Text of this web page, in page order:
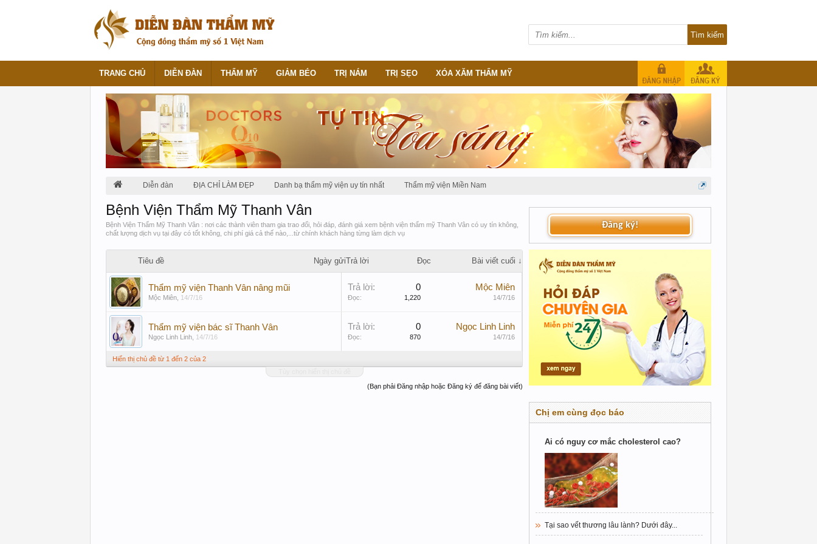
Diễn đàn ĐỊA CHỈ LÀM ĐẸP Danh bạ thẩm mỹ viện uy tín nhất Thẩm mỹ viện Miền Nam
Bệnh Viện Thẩm Mỹ Thanh Vân
Bệnh Viện Thẩm Mỹ Thanh Vân : nơi các thành viên tham gia trao đổi, hỏi đáp, đánh giá xem bệnh viện thẩm mỹ Thanh Vân có uy tín không,
chất lượng dịch vụ tại đây có tốt không, chi phí giá cả thế nào,...từ chính khách hàng từng làm dịch vụ
Tiêu đề Ngày gửiTrả lời Đọc Bài viết cuối ↓
Thẩm mỹ viện Thanh Vân nâng mũi
Mộc Miên 14/7/16
Trả lời: 0
Đọc: 1,220
Mộc Miên
14/7/16
Thẩm mỹ viện bác sĩ Thanh Vân
Ngọc Linh Linh 14/7/16
Trả lời: 0
Đọc: 870
Ngọc Linh Linh
14/7/16
Hiển thị chủ đề từ 1 đến 2 của 2
(Bạn phải Đăng nhập hoặc Đăng ký để đăng bài viết)
Đăng ký!
Chị em cùng đọc báo
Ai có nguy cơ mắc cholesterol cao?
Tại sao vết thương lâu lành? Dưới đây...
TRANG CHỦ DIỄN ĐÀN THẨM MỸ GIẢM BÉO TRỊ NÁM TRỊ SẸO XÓA XĂM THẨM MỸ